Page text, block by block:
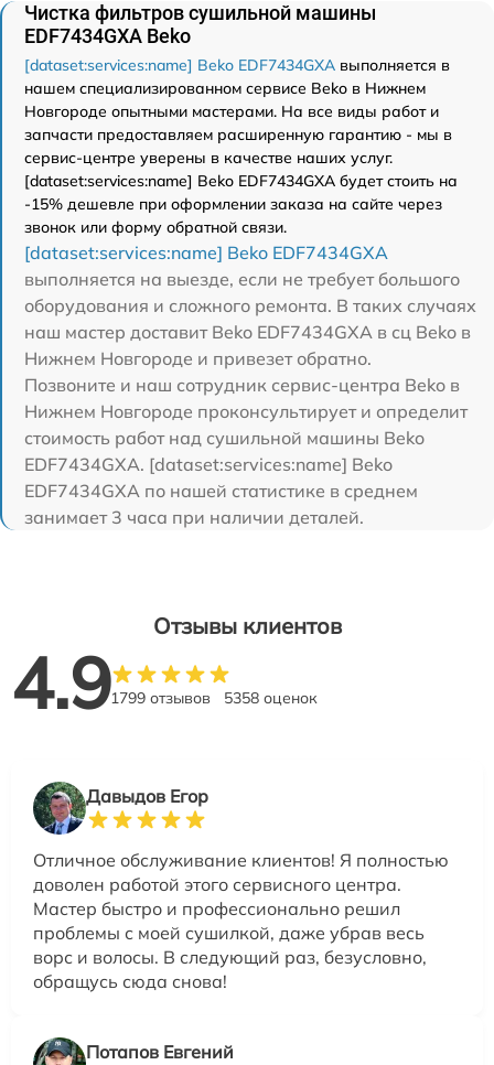
Чистка фильтров сушильной машины
EDF7434GXA Beko
[dataset:services:name] Beko EDF7434GXA выполняется в
нашем специализированном сервисе Beko в Нижнем
Новгороде опытными мастерами. На все виды работ и
запчасти предоставляем расширенную гарантию - мы в
сервис-центре уверены в качестве наших услуг.
[dataset:services:name] Beko EDF7434GXA будет стоить на
-15% дешевле при оформлении заказа на сайте через
звонок или форму обратной связи.
[dataset:services:name] Beko EDF7434GXA
выполняется на выезде, если не требует большого
оборудования и сложного ремонта. В таких случаях
наш мастер доставит Beko EDF7434GXA в сц Beko в
Нижнем Новгороде и привезет обратно.
Позвоните и наш сотрудник сервис-центра Beko в
Нижнем Новгороде проконсультирует и определит
стоимость работ над сушильной машины Beko
EDF7434GXA. [dataset:services:name] Beko
EDF7434GXA по нашей статистике в среднем
занимает 3 часа при наличии деталей.
Отзывы клиентов
4.91799 отзывов 5358 оценок
Давыдов Егор
Отличное обслуживание клиентов! Я полностью
доволен работой этого сервисного центра.
Мастер быстро и профессионально решил
проблемы с моей сушилкой, даже убрав весь
ворс и волосы. В следующий раз, безусловно,
обращусь сюда снова!
Потапов Евгений